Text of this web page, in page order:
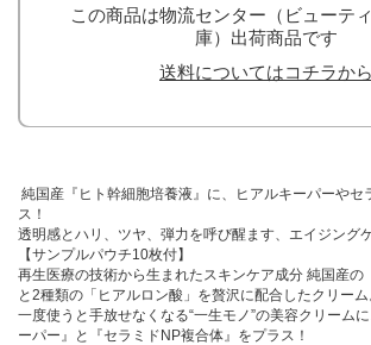
この商品は物流センター（ビューテ
庫）出荷商品です
送料についてはコチラから
純国産『ヒト幹細胞培養液』に、ヒアルキーパーやセ
ス！
透明感とハリ、ツヤ、弾力を呼び醒ます、エイジング
【サンプルパウチ10枚付】
再生医療の技術から生まれたスキンケア成分 純国産の
と2種類の「ヒアルロン酸」を贅沢に配合したクリーム
一度使うと手放せなくなる“一生モノ”の美容クリーム
ーパー』と『セラミドNP複合体』をプラス！